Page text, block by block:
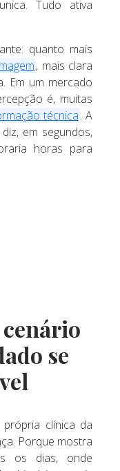
Tudo ativa
quanto mais
, mais clara
Em um mercado
é, muitas
técnica. A
em segundos,
horas para
se
clínica da
Porque mostra
os dias, onde